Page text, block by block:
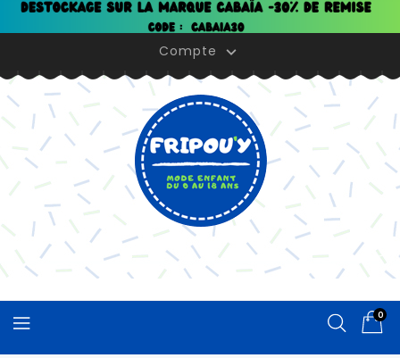
Compte 
0
Panneau de gestion des cookies